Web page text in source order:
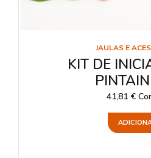
JAULAS E
KIT DE
41,81 €